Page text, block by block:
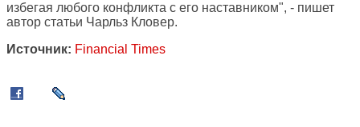
избегая любого конфликта с его наставником", - пишет
автор статьи Чарльз Кловер.
Источник: Financial Times